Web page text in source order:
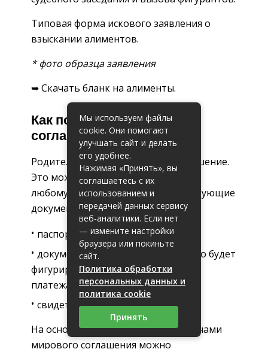
Типовая форма искового заявления о
взыскании алиментов.
* фото образца заявления
➥ Скачать бланк на алименты.
Как подготовить мировое
соглашение об уплате
Родители вправе заключить соглашение.
Это можно сделать, обратившись к
любому нотариусу и приложив следующие
документы:
паспорта;
документы на имущество, если оно будет
фигурировать в качестве средства
платежа;
свидетельства о рождении детей.
На основании подписанного сторонами
мирового соглашения можно
Мы используем файлы
cookie. Они помогают
улучшать сайт и делать
его удобнее.
Нажимая «Принять», вы
соглашаетесь с их
использованием и
передачей данных сервису
веб-аналитики. Если нет
— измените настройки
браузера или покиньте
сайт.
Политика обработки
персональных данных и
политика cookie
Принять